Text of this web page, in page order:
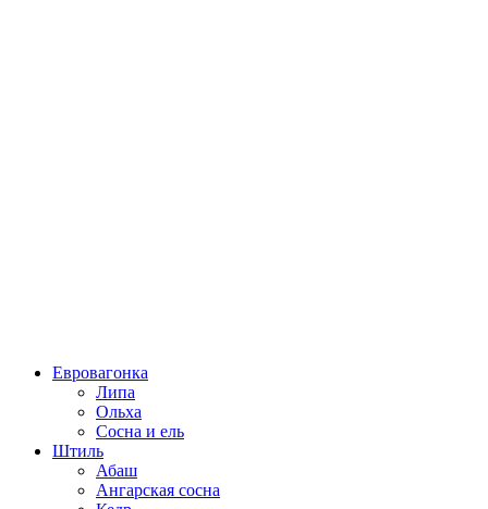
Евровагонка
Липа
Ольха
Сосна и ель
Штиль
Абаш
Ангарская сосна